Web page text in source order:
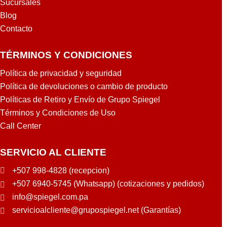
Sucursales
Blog
Contacto
TÉRMINOS Y CONDICIONES
Política de privacidad y seguridad
Política de devoluciones o cambio de producto
Políticas de Retiro y Envío de Grupo Spiegel
Términos y Condiciones de Uso
Call Center
SERVICIO AL CLIENTE
+507 998-4828 (recepcion)
+507 6940-5745 (Whatsapp) (cotizaciones y pedidos)
info@spiegel.com.pa
servicioalcliente@grupospiegel.net (Garantías)